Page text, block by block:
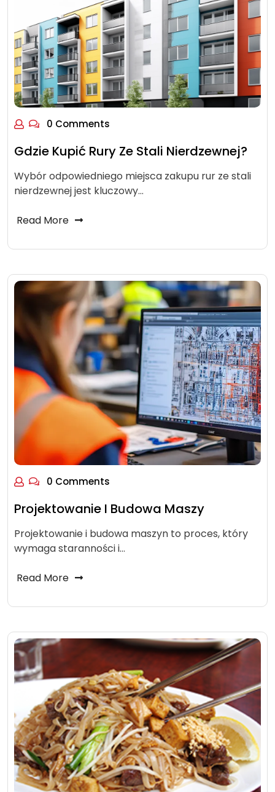
0 Comments
Gdzie Kupić Rury Ze Stali Nierdzewnej?
Wybór odpowiedniego miejsca zakupu rur ze stali
nierdzewnej jest kluczowy…
Read More
0 Comments
Projektowanie I Budowa Maszy
Projektowanie i budowa maszyn to proces, który
wymaga staranności i…
Read More